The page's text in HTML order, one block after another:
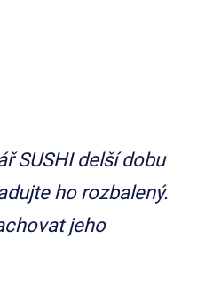
SUSHI delší dobu
ho rozbalený.
jeho